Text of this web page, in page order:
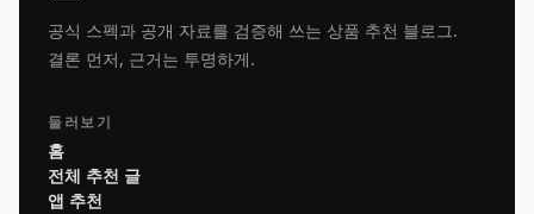
공식 스펙과 공개 자료를 검증해 쓰는 상품 추천 블로그.
결론 먼저, 근거는 투명하게.
둘러보기
홈
전체 추천 글
앱 추천